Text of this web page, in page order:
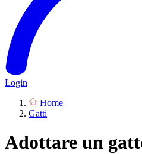
Login
Home
Gatti
Adottare un